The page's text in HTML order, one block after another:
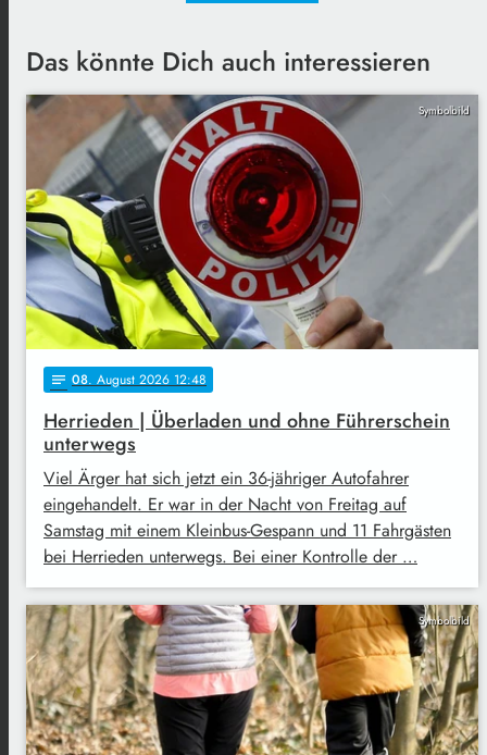
Das könnte Dich auch interessieren
Symbolbild
notes 08. August 2026 12:48
Herrieden | Überladen und ohne Führerschein
unterwegs
Viel Ärger hat sich jetzt ein 36-jähriger Autofahrer
eingehandelt. Er war in der Nacht von Freitag auf
Samstag mit einem Kleinbus-Gespann und 11 Fahrgästen
bei Herrieden unterwegs. Bei einer Kontrolle der …
Symbolbild